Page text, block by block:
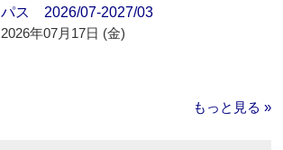
パス 2026/07-2027/03
2026年07月17日 (金)
もっと見る »